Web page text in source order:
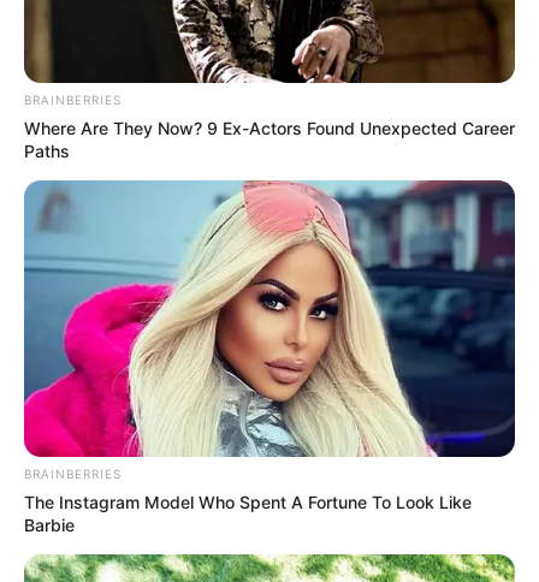
BRAINBERRIES
Where Are They Now? 9 Ex-Actors Found Unexpected Career
Paths
BRAINBERRIES
The Instagram Model Who Spent A Fortune To Look Like
Barbie